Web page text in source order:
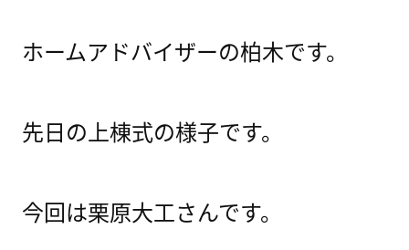
ホームアドバイザーの柏木です。
先日の上棟式の様子です。
今回は栗原大工さんです。